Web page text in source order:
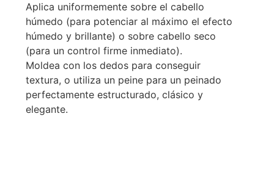
Aplica uniformemente sobre el cabello
húmedo (para potenciar al máximo el efecto
húmedo y brillante) o sobre cabello seco
(para un control firme inmediato).
Moldea con los dedos para conseguir
textura, o utiliza un peine para un peinado
perfectamente estructurado, clásico y
elegante.